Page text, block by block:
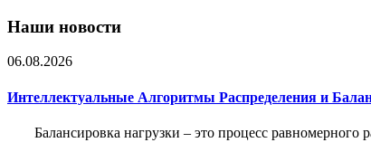
Наши новости
06.08.2026
Интеллектуальные Алгоритмы Распределения и
Балансировка нагрузки – это процесс